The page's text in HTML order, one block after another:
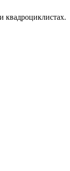
квадроциклистах.